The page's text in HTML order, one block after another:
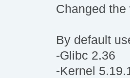
Changed the
By default
-Glibc 2.36
-Kernel